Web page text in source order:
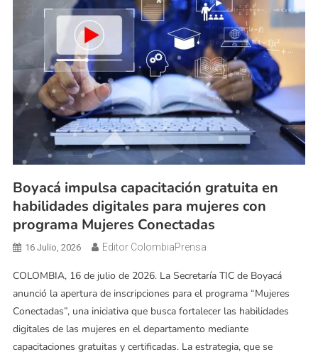
Boyacá impulsa capacitación gratuita en
habilidades digitales para mujeres con
programa Mujeres Conectadas
16 Julio, 2026 Editor ColombiaPrensa
COLOMBIA, 16 de julio de 2026. La Secretaría TIC de Boyacá
anunció la apertura de inscripciones para el programa “Mujeres
Conectadas”, una iniciativa que busca fortalecer las habilidades
digitales de las mujeres en el departamento mediante
capacitaciones gratuitas y certificadas. La estrategia, que se